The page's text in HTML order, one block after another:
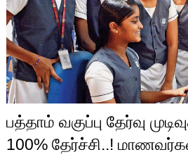
பத்தாம் வகுப்பு தேர்வு
100% தேர்ச்சி..!